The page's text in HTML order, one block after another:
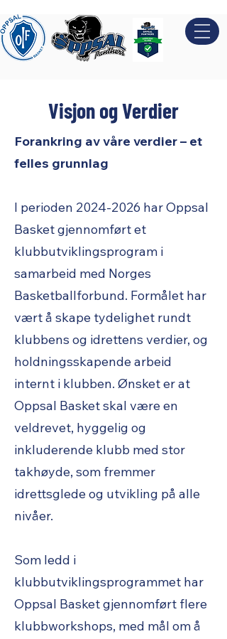
Visjon og Verdier
Forankring av våre verdier – et
felles grunnlag
I perioden 2024-2026 har Oppsal
Basket gjennomført et
klubbutviklingsprogram i
samarbeid med Norges
Basketballforbund. Formålet har
vært å skape tydelighet rundt
klubbens og idrettens verdier, og
holdningsskapende arbeid
internt i klubben. Ønsket er at
Oppsal Basket skal være en
veldrevet, hyggelig og
inkluderende klubb med stor
takhøyde, som fremmer
idrettsglede og utvikling på alle
nivåer.
Som ledd i
klubbutviklingsprogrammet har
Oppsal Basket gjennomført flere
klubbworkshops, med mål om å